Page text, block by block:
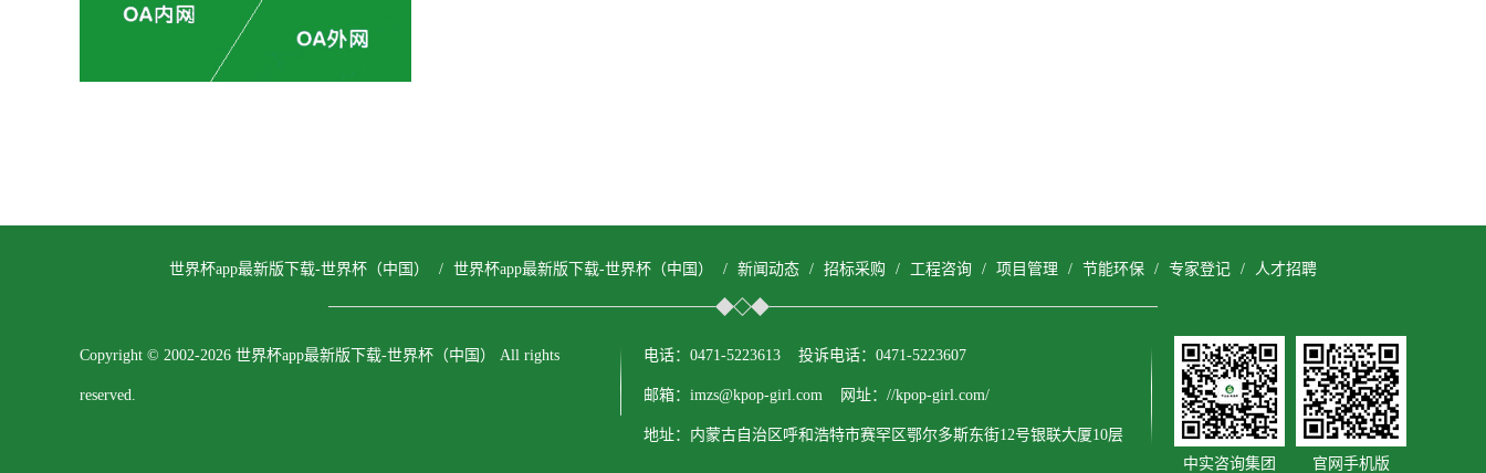
世界杯app最新版下载-世界杯（中国） / 世界杯app最新版下载-世界杯（中国） / 新闻动态 / 招标采购 / 工程咨询 / 项目管理 / 节能环保 / 专家登记 / 人才招聘
Copyright © 2002-2026 世界杯app最新版下载-世界杯（中国） All rights
reserved.
电话：0471-5223613 投诉电话：0471-5223607
邮箱：imzs@kpop-girl.com 网址：//kpop-girl.com/
地址：内蒙古自治区呼和浩特市赛罕区鄂尔多斯东街12号银联大厦10层
中实咨询集团
官网手机版